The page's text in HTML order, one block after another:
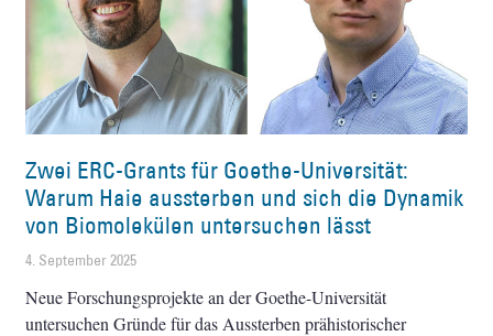
Zwei ERC-Grants für Goethe-Universität:
Warum Haie aussterben und sich die Dynamik
von Biomolekülen untersuchen lässt
4. September 2025
Neue Forschungsprojekte an der Goethe-Universität
untersuchen Gründe für das Aussterben prähistorischer